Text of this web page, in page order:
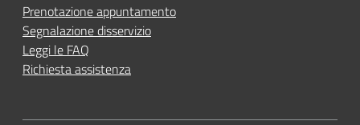
Prenotazione appuntamento
Segnalazione disservizio
Leggi le FAQ
Richiesta assistenza